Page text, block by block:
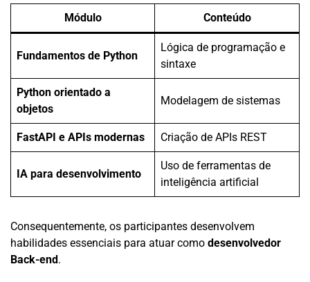
Módulo Conteúdo
Fundamentos de Python
Lógica de programação e
sintaxe
Python orientado a
objetos
Modelagem de sistemas
FastAPI e APIs modernas Criação de APIs REST
IA para desenvolvimento
Uso de ferramentas de
inteligência artificial
Consequentemente, os participantes desenvolvem
habilidades essenciais para atuar como desenvolvedor
Back-end .